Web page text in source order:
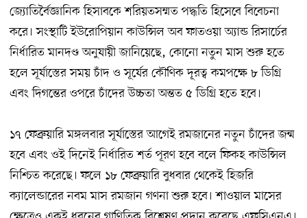
জ্যোতির্বৈজ্ঞানিক হিসাবকে শরিয়তসম্মত পদ্ধতি হিসেবে বিবেচনা
করে। সংস্থাটি ইউরোপিয়ান কাউন্সিল অব ফাতওয়া অ্যান্ড রিসার্চের
নির্ধারিত মানদণ্ড অনুযায়ী জানিয়েছে, কোনো নতুন মাস শুরু হতে
হলে সূর্যাস্তের সময় চাঁদ ও সূর্যের কৌণিক দূরত্ব কমপক্ষে ৮ ডিগ্রি
এবং দিগন্তের ওপরে চাঁদের উচ্চতা অন্তত ৫ ডিগ্রি হতে হবে।
১৭ ফেব্রুয়ারি মঙ্গলবার সূর্যাস্তের আগেই রমজানের নতুন চাঁদের জন্ম
হবে এবং ওই দিনেই নির্ধারিত শর্ত পূরণ হবে বলে ফিকহ কাউন্সিল
নিশ্চিত করেছে। ফলে ১৮ ফেব্রুয়ারি বুধবার থেকেই হিজরি
ক্যালেন্ডারের নবম মাস রমজান গণনা শুরু হবে। শাওয়াল মাসের